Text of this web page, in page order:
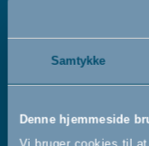
Samtykke
Denne hjemmeside